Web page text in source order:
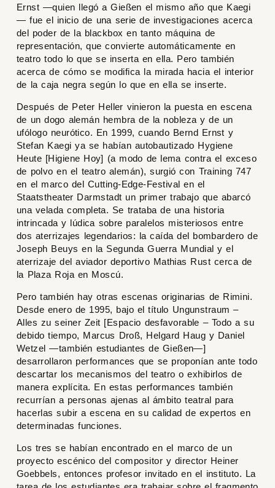
Ernst —quien llegó a Gießen el mismo año que Kaegi
— fue el inicio de una serie de investigaciones acerca
del poder de la blackbox en tanto máquina de
representación, que convierte automáticamente en
teatro todo lo que se inserta en ella. Pero también
acerca de cómo se modifica la mirada hacia el interior
de la caja negra según lo que en ella se inserte.
Después de Peter Heller vinieron la puesta en escena
de un dogo alemán hembra de la nobleza y de un
ufólogo neurótico. En 1999, cuando Bernd Ernst y
Stefan Kaegi ya se habían autobautizado Hygiene
Heute [Higiene Hoy] (a modo de lema contra el exceso
de polvo en el teatro alemán), surgió con Training 747
en el marco del Cutting-Edge-Festival en el
Staatstheater Darmstadt un primer trabajo que abarcó
una velada completa. Se trataba de una historia
intrincada y lúdica sobre paralelos misteriosos entre
dos aterrizajes legendarios: la caída del bombardero de
Joseph Beuys en la Segunda Guerra Mundial y el
aterrizaje del aviador deportivo Mathias Rust cerca de
la Plaza Roja en Moscú.
Pero también hay otras escenas originarias de Rimini.
Desde enero de 1995, bajo el título Ungunstraum –
Alles zu seiner Zeit [Espacio desfavorable – Todo a su
debido tiempo, Marcus Droß, Helgard Haug y Daniel
Wetzel —también estudiantes de Gießen—]
desarrollaron performances que se proponían ante todo
descartar los mecanismos del teatro o exhibirlos de
manera explícita. En estas performances también
recurrían a personas ajenas al ámbito teatral para
hacerlas subir a escena en su calidad de expertos en
determinadas funciones.
Los tres se habían encontrado en el marco de un
proyecto escénico del compositor y director Heiner
Goebbels, entonces profesor invitado en el instituto. La